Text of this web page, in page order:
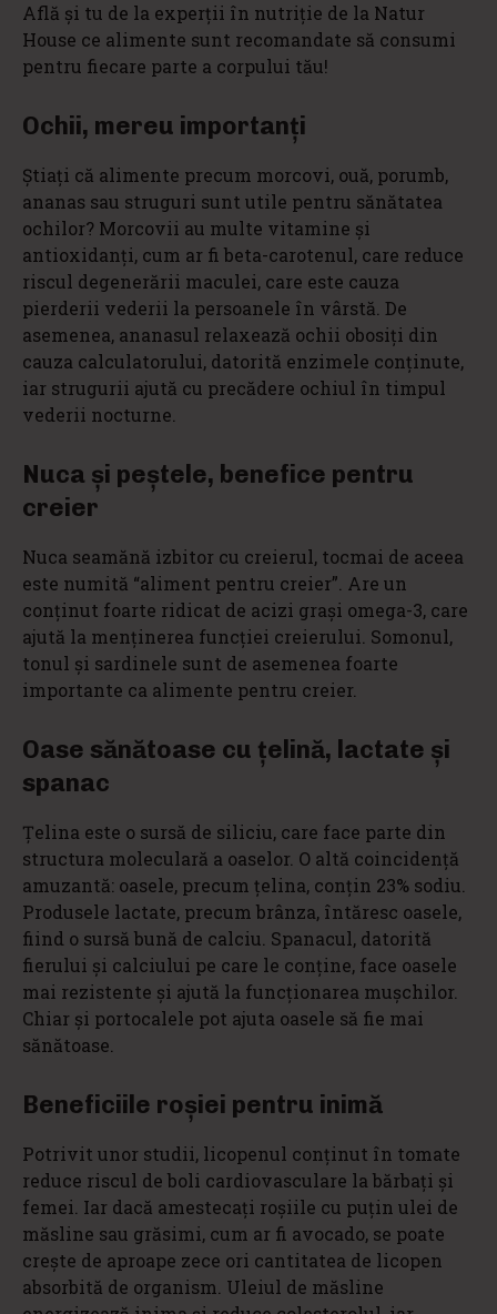
Află și tu de la experții în nutriție de la Natur
House ce alimente sunt recomandate să consumi
pentru fiecare parte a corpului tău!
Ochii, mereu importanți
Știați că alimente precum morcovi, ouă, porumb,
ananas sau struguri sunt utile pentru sănătatea
ochilor? Morcovii au multe vitamine şi
antioxidanţi, cum ar fi beta-carotenul, care reduce
riscul degenerării maculei, care este cauza
pierderii vederii la persoanele în vârstă. De
asemenea, ananasul relaxează ochii obosiţi din
cauza calculatorului, datorită enzimele conţinute,
iar strugurii ajută cu precădere ochiul în timpul
vederii nocturne.
Nuca și peștele, benefice pentru
creier
Nuca seamănă izbitor cu creierul, tocmai de aceea
este numită “aliment pentru creier”. Are un
conţinut foarte ridicat de acizi graşi omega-3, care
ajută la menţinerea funcţiei creierului. Somonul,
tonul și sardinele sunt de asemenea foarte
importante ca alimente pentru creier.
Oase sănătoase cu țelină, lactate și
spanac
Ţelina este o sursă de siliciu, care face parte din
structura moleculară a oaselor. O altă coincidenţă
amuzantă: oasele, precum ţelina, conţin 23% sodiu.
Produsele lactate, precum brânza, întăresc oasele,
fiind o sursă bună de calciu. Spanacul, datorită
fierului şi calciului pe care le conţine, face oasele
mai rezistente şi ajută la funcţionarea muşchilor.
Chiar și portocalele pot ajuta oasele să fie mai
sănătoase.
Beneficiile roșiei pentru inimă
Potrivit unor studii, licopenul conţinut în tomate
reduce riscul de boli cardiovasculare la bărbaţi şi
femei. Iar dacă amestecați roșiile cu puțin ulei de
măsline sau grăsimi, cum ar fi avocado, se poate
creşte de aproape zece ori cantitatea de licopen
absorbită de organism. Uleiul de măsline